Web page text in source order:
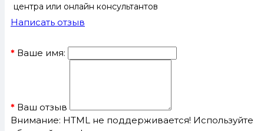
центра или онлайн консультантов
Написать отзыв
Ваше имя:
Ваш отзыв
Внимание: HTML не поддерживается! Используйте